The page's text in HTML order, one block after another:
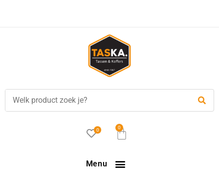
besteld, is vandaag verzonden!
0 0
Menu